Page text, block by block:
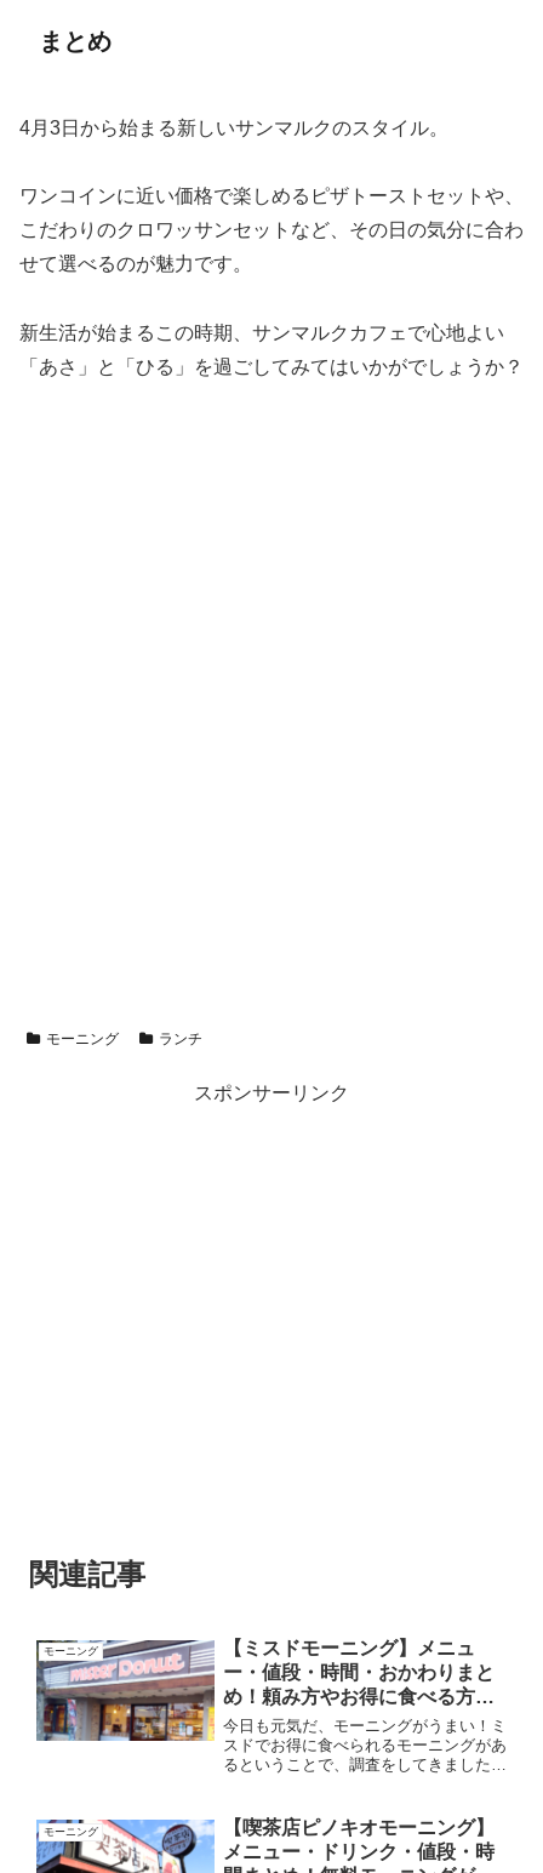
まとめ
4月3日から始まる新しいサンマルクのスタイル。
ワンコインに近い価格で楽しめるピザトーストセットや、
こだわりのクロワッサンセットなど、その日の気分に合わ
せて選べるのが魅力です。
新生活が始まるこの時期、サンマルクカフェで心地よい
「あさ」と「ひる」を過ごしてみてはいかがでしょうか？
モーニング ランチ
スポンサーリンク
関連記事
モーニング
【ミスドモーニング】メニュ
ー・値段・時間・おかわりまと
め！頼み方やお得に食べる方法
を解説！
今日も元気だ、モーニングがうまい！ミ
スドでお得に食べられるモーニングがあ
るということで、調査をしてきました。
ニューになります。なんと、ブレンドコ
ーヒーやカフェオレがおか...
モーニング
【喫茶店ピノキオモーニング】
メニュー・ドリンク・値段・時